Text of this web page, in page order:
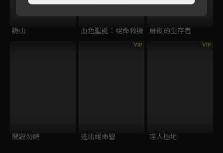
詭山 血色聖誕：絕命救援 最後的生存者
閣殺勿論
VIP
逃出絕命營
VIP
噬人極地